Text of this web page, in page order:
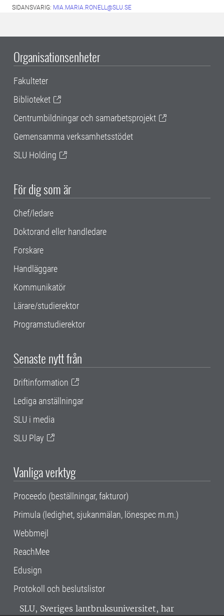
SIDANSVARIG: MIA.MARIA.RONELL@SLU.SE
Organisationsenheter
Fakulteter
Biblioteket
Centrumbildningar och samarbetsprojekt
Gemensamma verksamhetsstödet
SLU Holding
För dig som är
Chef/ledare
Doktorand eller handledare
Forskare
Handläggare
Kommunikatör
Lärare/studierektor
Programstudierektor
Senaste nytt från
Driftinformation
Lediga anställningar
SLU i media
SLU Play
Vanliga verktyg
Proceedo (beställningar, fakturor)
Primula (ledighet, sjukanmälan, lönespec m.m.)
Webbmejl
ReachMee
Edusign
Protokoll och beslutslistor
SLU, Sveriges lantbruksuniversitet, har